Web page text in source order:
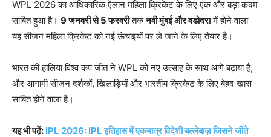
WPL 2026 का आधिकारिक ऐलान महिला क्रिकेट के लिए एक और बड़ा कदम
साबित हुआ है। 9 जनवरी से 5 फरवरीतकनवी मुंबई और वडोदरामें होने वाला
यह सीजन महिला क्रिकेट को नई ऊंचाइयों पर ले जाने के लिए तैयार है।
भारत की हालिया विश्व कप जीत ने WPL को नए उत्साह के साथ आगे बढ़ाया है,
और आगामी सीजन दर्शकों, खिलाड़ियों और भारतीय क्रिकेट के लिए बेहद खास
साबित होने वाला है।
यह भी पढ़ें: IPL 2026: IPL इतिहास में एकमात्र विदेशी बल्लेबाज़ जिसने जीते